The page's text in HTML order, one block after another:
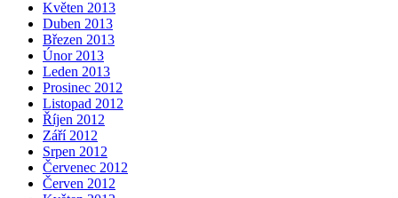
Květen 2013
Duben 2013
Březen 2013
Únor 2013
Leden 2013
Prosinec 2012
Listopad 2012
Říjen 2012
Září 2012
Srpen 2012
Červenec 2012
Červen 2012